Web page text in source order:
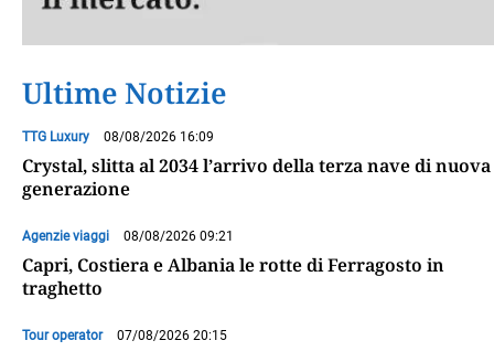
Ultime Notizie
TTG Luxury 08/08/2026 16:09
Crystal, slitta al 2034 l’arrivo della terza nave di nuova
generazione
Agenzie viaggi 08/08/2026 09:21
Capri, Costiera e Albania le rotte di Ferragosto in
traghetto
Tour operator 07/08/2026 20:15